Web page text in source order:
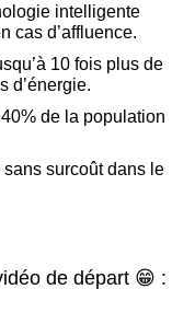
intelligente
cas d’affluence.
10 fois plus de
d’énergie.
de la population
surcoût dans le
de départ 😁 :